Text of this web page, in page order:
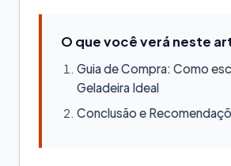
O que você verá neste
Guia de Compra: Como
Geladeira Ideal
Conclusão e